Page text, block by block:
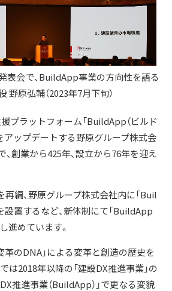
表会で、BuildApp事業の方向性を語る
野原弘輔（2023年7月下旬）
プラットフォーム「BuildApp（ビルド
アップデートする野原グループ株式会
、創業から425年、設立から76年を迎え
再編、野原グループ株式会社内に「Buil
設置するなど、新体制にて「BuildApp
進めています。
革のDNA」による変革と創造の歴史を
は2018年以降の「建設DX推進事業」の
推進事業（BuildApp）」で更なる変貌